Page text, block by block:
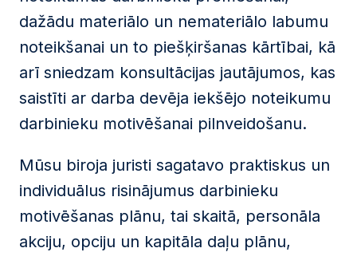
dažādu materiālo un nemateriālo labumu
noteikšanai un to piešķiršanas kārtībai, kā
arī sniedzam konsultācijas jautājumos, kas
saistīti ar darba devēja iekšējo noteikumu
darbinieku motivēšanai pilnveidošanu.
Mūsu biroja juristi sagatavo praktiskus un
individuālus risinājumus darbinieku
motivēšanas plānu, tai skaitā, personāla
akciju, opciju un kapitāla daļu plānu,